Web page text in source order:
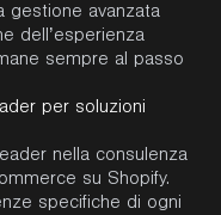
gestione avanzata
dell’esperienza
sempre al passo
per soluzioni
nella consulenza
su Shopify.
specifiche di ogni